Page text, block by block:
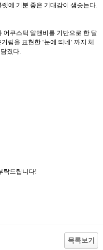
에 기분 좋은 기대감이 샘솟는다
어쿠스틱 알앤비를 기반으로 한 달
림을 표현한 ‘눈에 띄네 ’ 까지 체
겼다.
탁드립니다!
목록보기